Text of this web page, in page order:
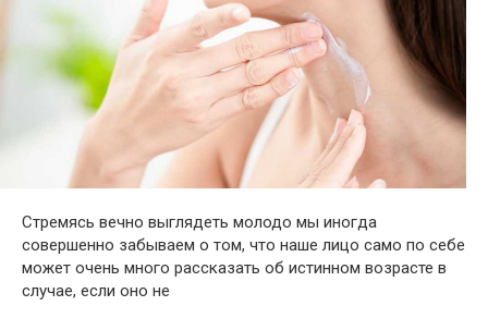
Стремясь вечно выглядеть молодо мы иногда
совершенно забываем о том, что наше лицо само по себе
может очень много рассказать об истинном возрасте в
случае, если оно не